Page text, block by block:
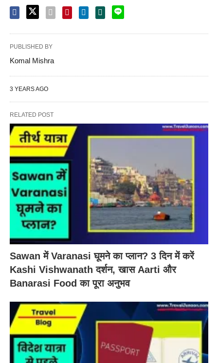
PUBLISHED BY
Komal Mishra
3 YEARS AGO
RELATED POST
Sawan में Varanasi घूमने का प्लान? 3 दिन में करें
Kashi Vishwanath दर्शन, खास Aarti और
Banarasi Food का पूरा अनुभव